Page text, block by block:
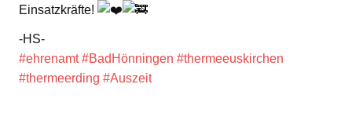
Einsatzkräfte!
-HS-
#ehrenamt #BadHönningen #thermeeuskirchen
#thermeerding #Auszeit